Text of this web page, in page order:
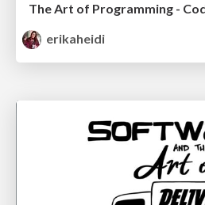
The Art of Programming -
erikaheidi